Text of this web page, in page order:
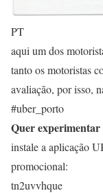
PT
aqui um dos
tanto os motoristas
avaliação, por isso,
#uber_porto
Quer
instale a aplicação
promocional:
tn2uvvhque